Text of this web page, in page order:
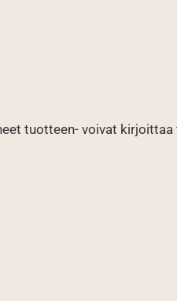
tuotteen- voivat kirjoittaa